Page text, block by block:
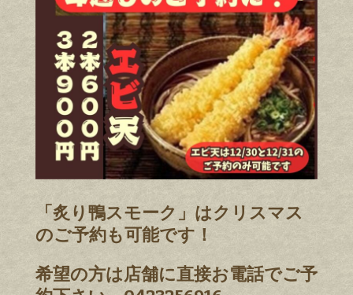
「炙り鴨スモーク」はクリスマス
のご予約も可能です！
希望の方は店舗に直接お電話でご予